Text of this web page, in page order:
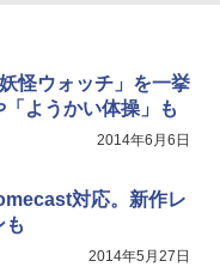
怪ウォッチ」を一挙
ようかい体操」も
2014年6月6日
対応。新作レ
も
2014年5月27日